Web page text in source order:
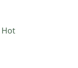
Hot